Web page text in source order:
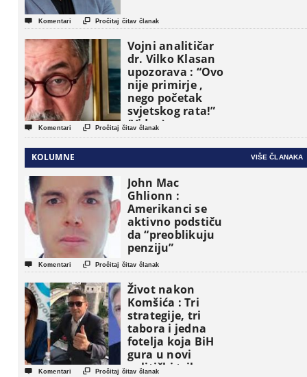
 Komentari  Pročitaj čitav članak
Vojni analitičar
dr. Vilko Klasan
upozorava : “Ovo
nije primirje ,
nego početak
svjetskog rata!”
(Video)
 Komentari  Pročitaj čitav članak
KOLUMNE VIŠE ČLANAKA
John Mac
Ghlionn :
Amerikanci se
aktivno podstiču
da “preoblikuju
penziju”
 Komentari  Pročitaj čitav članak
Život nakon
Komšića : Tri
strategije, tri
tabora i jedna
fotelja koja BiH
gura u novi
politički triler
 Komentari  Pročitaj čitav članak